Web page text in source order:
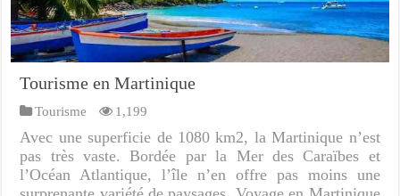
Tourisme en Martinique
Tourisme 1,199
Avec une superficie de 1080 km2, la Martinique n’est
pas très vaste. Bordée par la Mer des Caraïbes et
l’Océan Atlantique, l’île n’en offre pas moins une